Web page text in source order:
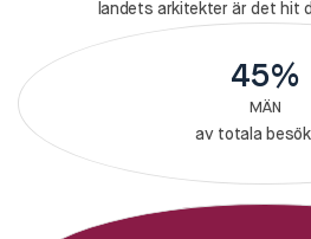
landets arkitekter är det hit
45%
MÄN
av totala